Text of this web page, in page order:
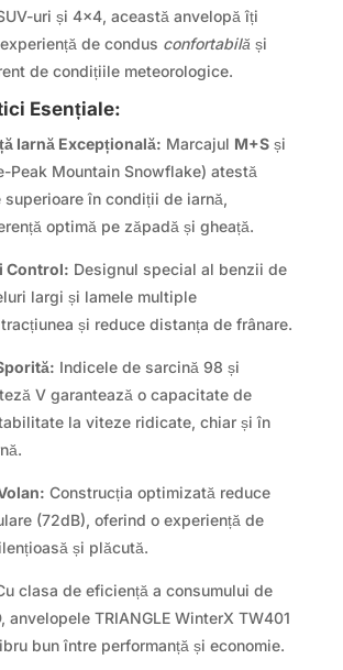
uri și 4×4, această anvelopă îți
de condus confortabilă și
de condițiile meteorologice.
Esențiale:
Iarnă Excepțională: Marcajul M+Sși
Peak Mountain Snowflake) atestă
superioare în condiții de iarnă,
optimă pe zăpadă și gheață.
Control: Designul special al benzii de
largi și lamele multiple
și reduce distanța de frânare.
Indicele de sarcină 98 și
V garantează o capacitate de
la viteze ridicate, chiar și în
Construcția optimizată reduce
(72dB), oferind o experiență de
și plăcută.
clasa de eficiență a consumului de
anvelopele TRIANGLE WinterX TW401
bun între performanță și economie.